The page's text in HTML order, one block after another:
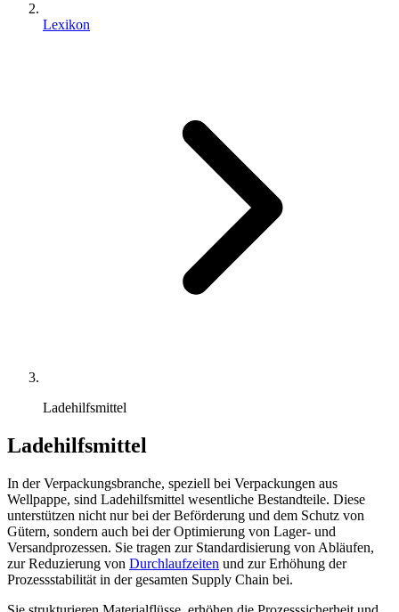
Lexikon
Ladehilfsmittel
Ladehilfsmittel
In der Verpackungsbranche, speziell bei Verpackungen aus
Wellpappe, sind Ladehilfsmittel wesentliche Bestandteile. Diese
unterstützen nicht nur bei der Beförderung und dem Schutz von
Gütern, sondern auch bei der Optimierung von Lager- und
Versandprozessen. Sie tragen zur Standardisierung von Abläufen,
zur Reduzierung von Durchlaufzeiten und zur Erhöhung der
Prozessstabilität in der gesamten Supply Chain bei.